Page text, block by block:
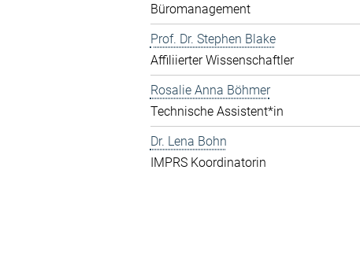
Büromanagement
Prof. Dr. Stephen Blake
Affiliierter Wissenschaftler
Rosalie Anna Böhmer
Technische Assistent*in
Dr. Lena Bohn
IMPRS Koordinatorin